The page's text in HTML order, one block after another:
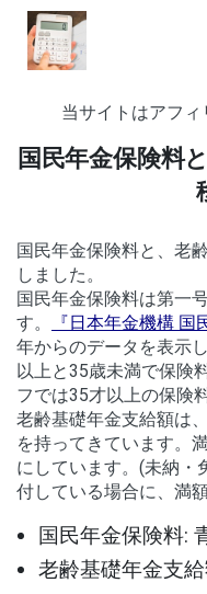
当サイトはアフ
国民年金保険料
国民年金保険料と、老
しました。
国民年金保険料は第一
す。
『日本年金機構 国
年からのデータを表示
以上と35歳未満で保険
フでは35才以上の保険
老齢基礎年金支給額は、
を持ってきています。
にしています。(未納・
付している場合に、満
国民年金保険料:
老齢基礎年金支